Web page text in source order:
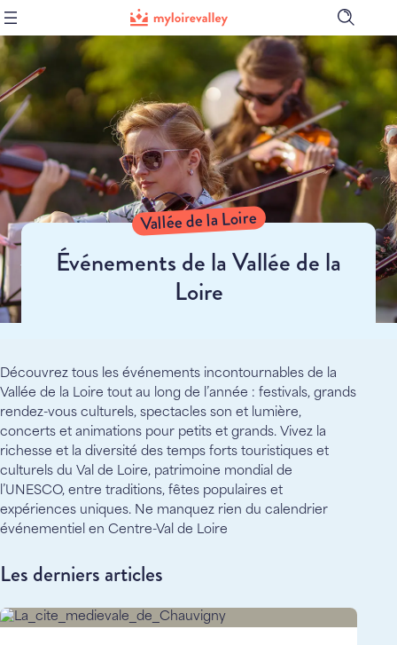
Ouvrir
la
barre
Vallée de la Loire
Événements de la Vallée de la
Loire
Découvrez tous les événements incontournables de la
Vallée de la Loire tout au long de l’année : festivals, grands
rendez-vous culturels, spectacles son et lumière,
concerts et animations pour petits et grands. Vivez la
richesse et la diversité des temps forts touristiques et
culturels du Val de Loire, patrimoine mondial de
l’UNESCO, entre traditions, fêtes populaires et
expériences uniques. Ne manquez rien du calendrier
événementiel en Centre-Val de Loire
Les derniers articles